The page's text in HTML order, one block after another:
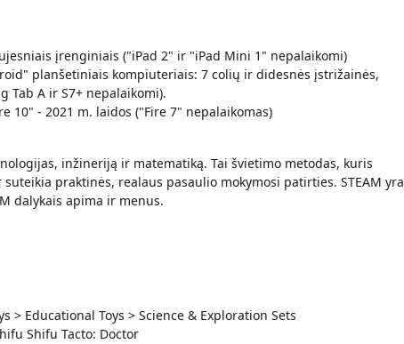
įrenginiais ("iPad 2" ir "iPad Mini 1" nepalaikomi)
planšetiniais kompiuteriais: 7 colių ir didesnės įstrižainės,
Tab A ir S7+ nepalaikomi).
10" - 2021 m. laidos ("Fire 7" nepalaikomas)
inžineriją ir matematiką. Tai švietimo metodas, kuris
praktinės, realaus pasaulio mokymosi patirties. STEAM yra
dalykais apima ir menus.
> Educational Toys > Science & Exploration Sets
Shifu Tacto: Doctor